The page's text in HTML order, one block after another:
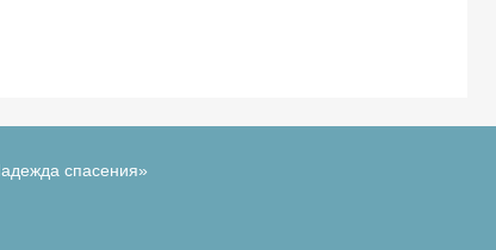
спасения»